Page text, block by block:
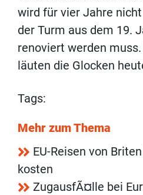
wird für vier Jahre nicht
der Turm aus dem 19.
renoviert werden
läuten die Glocken
Tags:
Mehr zum Thema
EU-Reisen von
kosten
ZugausfÃ¤lle bei